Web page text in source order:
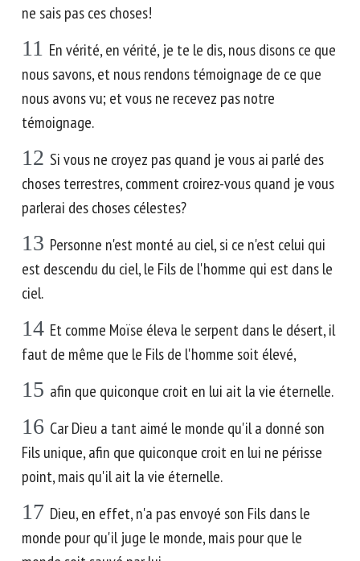
ne sais pas ces choses!
11 En vérité, en vérité, je te le dis, nous disons ce que
nous savons, et nous rendons témoignage de ce que
nous avons vu; et vous ne recevez pas notre
témoignage.
12 Si vous ne croyez pas quand je vous ai parlé des
choses terrestres, comment croirez-vous quand je vous
parlerai des choses célestes?
13 Personne n'est monté au ciel, si ce n'est celui qui
est descendu du ciel, le Fils de l'homme qui est dans le
ciel.
14 Et comme Moïse éleva le serpent dans le désert, il
faut de même que le Fils de l'homme soit élevé,
15 afin que quiconque croit en lui ait la vie éternelle.
16 Car Dieu a tant aimé le monde qu'il a donné son
Fils unique, afin que quiconque croit en lui ne périsse
point, mais qu'il ait la vie éternelle.
17 Dieu, en effet, n'a pas envoyé son Fils dans le
monde pour qu'il juge le monde, mais pour que le